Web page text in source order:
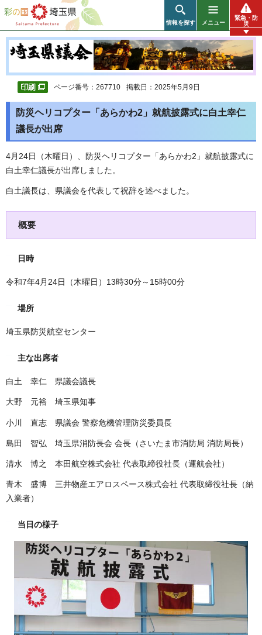
彩の国 埼玉県
情報を探す メニュー
緊急・防
災
ページ番号：267710 掲載日：2025年5月9日
防災ヘリコプター「あらかわ2」就航披露式に白土幸仁
議長が出席
4月24日（木曜日）、防災ヘリコプター「あらかわ2」就航披露式に
白土幸仁議長が出席しました。
白土議長は、県議会を代表して祝辞を述べました。
概要
日時
令和7年4月24日（木曜日）13時30分～15時00分
場所
埼玉県防災航空センター
主な出席者
白土 幸仁 県議会議長
大野 元裕 埼玉県知事
小川 直志 県議会 警察危機管理防災委員長
島田 智弘 埼玉県消防長会 会長（さいたま市消防局 消防局長）
清水 博之 本田航空株式会社 代表取締役社長（運航会社）
青木 盛博 三井物産エアロスペース株式会社 代表取締役社長（納
入業者）
当日の様子